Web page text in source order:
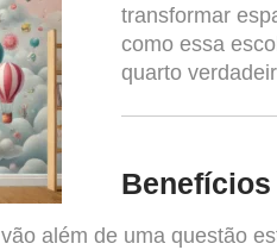
transformar
como essa
quarto
vão além de uma questão